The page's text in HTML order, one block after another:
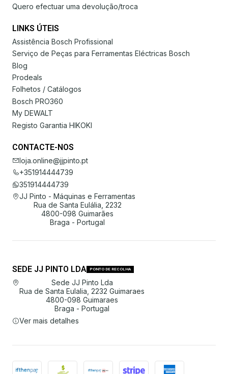
Quero efectuar uma devolução/troca
LINKS ÚTEIS
Assistência Bosch Profissional
Serviço de Peças para Ferramentas Eléctricas Bosch
Blog
Prodeals
Folhetos / Catálogos
Bosch PRO360
My DEWALT
Registo Garantia HIKOKI
CONTACTE-NOS
loja.online@jjpinto.pt
+351914444739
351914444739
JJ Pinto - Máquinas e Ferramentas
Rua de Santa Eulália, 2232
4800-098 Guimarães
Braga - Portugal
SEDE JJ PINTO LDA PONTO DE RECOLHA
Sede JJ Pinto Lda
Rua de Santa Eulalia, 2232 Guimaraes
4800-098 Guimaraes
Braga - Portugal
Ver mais detalhes